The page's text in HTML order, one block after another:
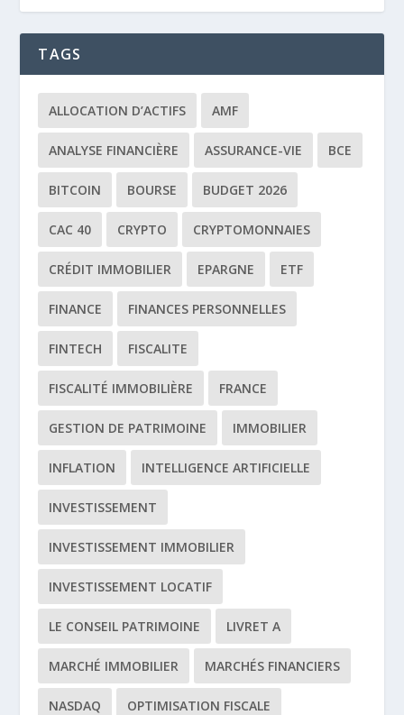
TAGS
ALLOCATION D’ACTIFS AMF
ANALYSE FINANCIÈRE ASSURANCE-VIE BCE
BITCOIN BOURSE BUDGET 2026
CAC 40 CRYPTO CRYPTOMONNAIES
CRÉDIT IMMOBILIER EPARGNE ETF
FINANCE FINANCES PERSONNELLES
FINTECH FISCALITE
FISCALITÉ IMMOBILIÈRE FRANCE
GESTION DE PATRIMOINE IMMOBILIER
INFLATION INTELLIGENCE ARTIFICIELLE
INVESTISSEMENT
INVESTISSEMENT IMMOBILIER
INVESTISSEMENT LOCATIF
LE CONSEIL PATRIMOINE LIVRET A
MARCHÉ IMMOBILIER MARCHÉS FINANCIERS
NASDAQ OPTIMISATION FISCALE